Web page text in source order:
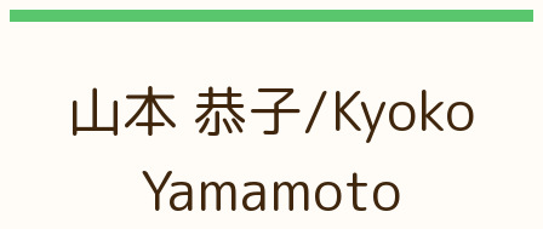
山本 恭子/Kyoko
Yamamoto